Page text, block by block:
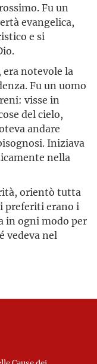
Fu un
evangelica,
e si
notevole la
Fu un uomo
visse in
del cielo,
andare
Iniziava
nella
orientò tutta
preferiti erano i
in ogni modo per
vedeva nel